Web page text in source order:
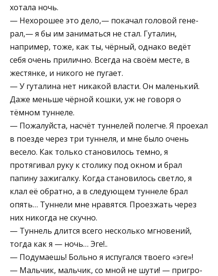
хотала ночь.
— Нехорошее это дело,— покачал головой гене­
рал,— я бы им заниматься не стал. Гуталин,
например, тоже, как ты, чёрный, однако ведёт
себя очень при­лично. Всегда на своём месте, в
жестянке, и никого не пугает.
— У гуталина нет никакой власти. Он маленький.
Даже меньше чёрной кошки, уж не говоря о
тёмном туннеле.
— Пожалуйста, насчёт туннелей полегче. Я проехал
в поезде через три туннеля, и мне было очень
весело. Как только становилось темно, я
протягивал руку к столику под окном и брал
папину зажигалку. Когда становилось светло, я
клал её обратно, а в следующем туннеле брал
опять… Туннели мне нравятся. Проезжать через
них никогда не скучно.
— Туннель длится всего несколько мгновений,
тог­да как я — ночь… Эге!..
— Подумаешь! Больно я испугался твоего «эге»!
— Мальчик, мальчик, со мной не шути! — пригро­